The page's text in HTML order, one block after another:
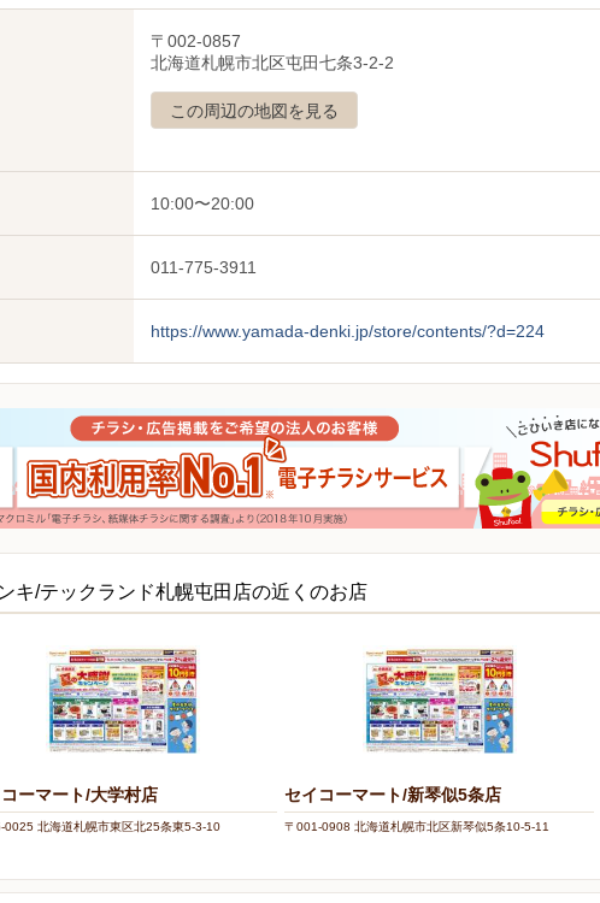
〒002-0857
北海道札幌市北区屯田七条3-2-2
この周辺の地図を見る
10:00〜20:00
011-775-3911
https://www.yamada-denki.jp/store/contents/?d=224
キ/テックランド札幌屯田店の近くのお店
ーマート/大学村店
0025 北海道札幌市東区北25条東5-3-10
セイコーマート/新琴似5条店
〒001-0908 北海道札幌市北区新琴似5条10-5-11